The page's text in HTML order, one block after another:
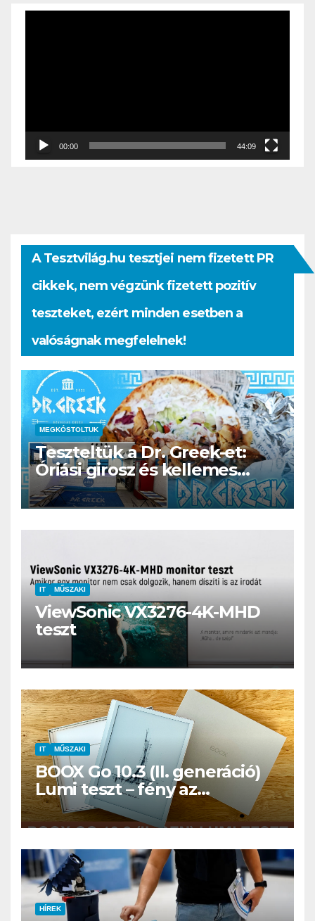
00:00 44:09
A Tesztvilág.hu tesztjei nem fizetett PR
cikkek, nem végzünk fizetett pozitív
teszteket, ezért minden esetben a
valóságnak megfelelnek!
MEGKÓSTOLTUK
Teszteltük a Dr. Greek-et:
Óriási girosz és kellemes
kerthelyiség Csepel szívében
IT MŰSZAKI
ViewSonic VX3276-4K-MHD
teszt
IT MŰSZAKI
BOOX Go 10.3 (II. generáció)
Lumi teszt – fény az
éjszakában, fél könyvtár a
családi csomagban
HÍREK